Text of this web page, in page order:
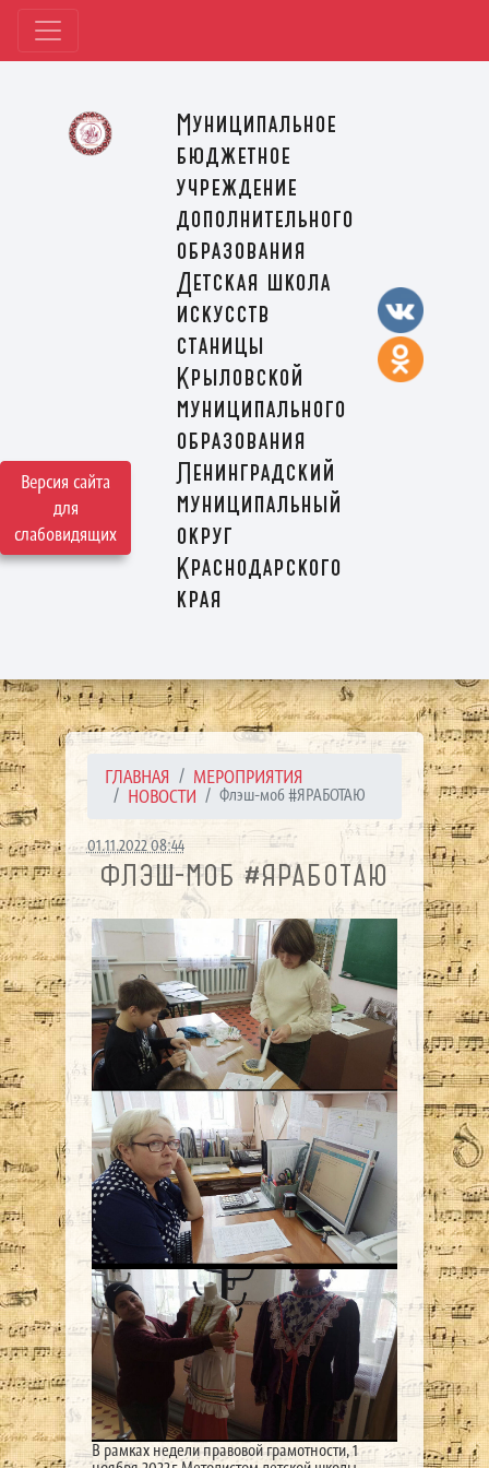
Версия сайта
для
слабовидящих
Муниципальное
бюджетное
учреждение
дополнительного
образования
Детская школа
искусств
станицы
Крыловской
муниципального
образования
Ленинградский
муниципальный
округ
Краснодарского
края
ГЛАВНАЯ
МЕРОПРИЯТИЯ
НОВОСТИ
Флэш-моб #ЯРАБОТАЮ
01.11.2022 08:44
ФЛЭШ-МОБ #ЯРАБОТАЮ
В рамках недели правовой грамотности, 1